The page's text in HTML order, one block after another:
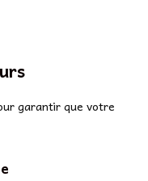
garantir que votre